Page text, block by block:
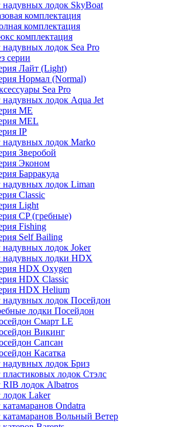
надувных лодок SkyBoat
комплектация
комплектация
комплектация
надувных лодок Sea Pro
серии
Лайт (Light)
Нормал (Normal)
Sea Pro
надувных лодок Aqua Jet
ME
MEL
IP
надувных лодок Marko
Зверобой
Эконом
Барракуда
надувных лодок Liman
Classic
Light
CP (гребные)
Fishing
Self Bailing
надувных лодок Joker
надувных лодки HDX
HDX Oxygen
HDX Classic
HDX Helium
надувных лодок Посейдон
лодки Посейдон
Смарт LE
Викинг
Сапсан
Касатка
надувных лодок Бриз
пластиковых лодок Стэлс
RIB лодок Albatros
лодок Laker
катамаранов Ondatra
катамаранов Вольный Ветер